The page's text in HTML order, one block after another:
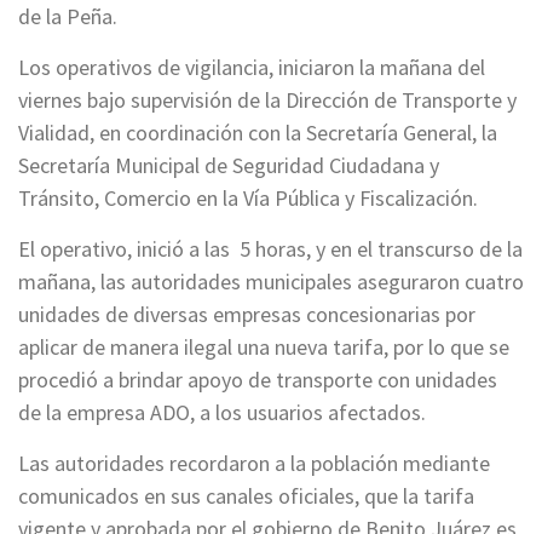
de la Peña.
Los operativos de vigilancia, iniciaron la mañana del
viernes bajo supervisión de la Dirección de Transporte y
Vialidad, en coordinación con la Secretaría General, la
Secretaría Municipal de Seguridad Ciudadana y
Tránsito, Comercio en la Vía Pública y Fiscalización.
El operativo, inició a las 5 horas, y en el transcurso de la
mañana, las autoridades municipales aseguraron cuatro
unidades de diversas empresas concesionarias por
aplicar de manera ilegal una nueva tarifa, por lo que se
procedió a brindar apoyo de transporte con unidades
de la empresa ADO, a los usuarios afectados.
Las autoridades recordaron a la población mediante
comunicados en sus canales oficiales, que la tarifa
vigente y aprobada por el gobierno de Benito Juárez es